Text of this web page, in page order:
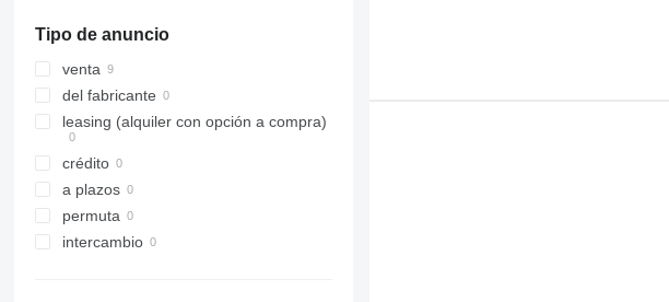
Tipo de anuncio
venta
del fabricante
leasing (alquiler con opción a compra)
crédito
a plazos
permuta
intercambio